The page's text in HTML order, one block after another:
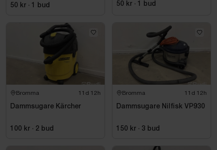
50 kr · 1 bud 50 kr · 1 bud
Bromma 11d 12h
Dammsugare Kärcher
100 kr · 2 bud
Bromma 11d 12h
Dammsugare Nilfisk VP930
150 kr · 3 bud